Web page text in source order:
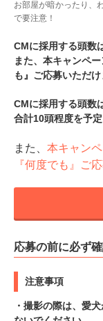
お部屋が暗かったり、
で要注意！
CMに採用する頭数
また、本キャンペ
も』ご応募いただけ
CMに採用する頭数
合計10頭程度を予定
また、 本キャン
『何度でも』ご
応募の前に必ず
注意事項
・撮影の際は、愛